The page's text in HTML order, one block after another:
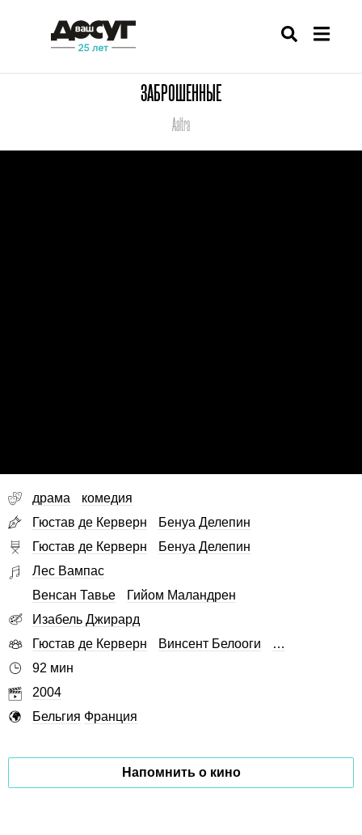
ЗАБРОШЕННЫЕ
Aaltra
драма
комедия
Гюстав де Керверн
Бенуа Делепин
Гюстав де Керверн
Бенуа Делепин
Лес Вампас
Венсан Тавье
Гийом Маландрен
Изабель Джирард
Гюстав де Керверн
Винсент Белооги
…
92 мин
2004
Бельгия Франция
Напомнить о кино